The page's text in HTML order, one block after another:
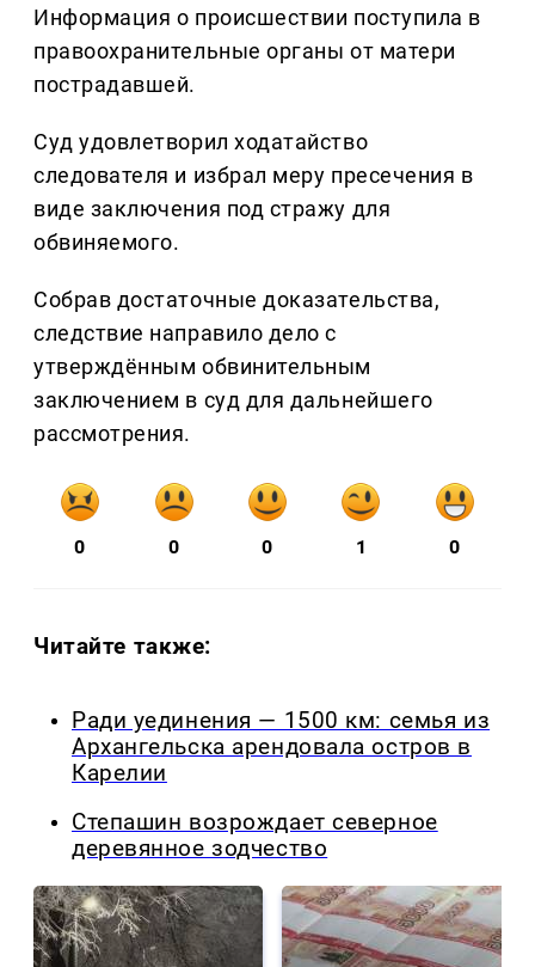
Информация о происшествии поступила в
правоохранительные органы от матери
пострадавшей.
Суд удовлетворил ходатайство
следователя и избрал меру пресечения в
виде заключения под стражу для
обвиняемого.
Собрав достаточные доказательства,
следствие направило дело с
утверждённым обвинительным
заключением в суд для дальнейшего
рассмотрения.
0 0 0 1 0
Читайте также:
Ради уединения — 1500 км: семья из
Архангельска арендовала остров в
Карелии
Степашин возрождает северное
деревянное зодчество